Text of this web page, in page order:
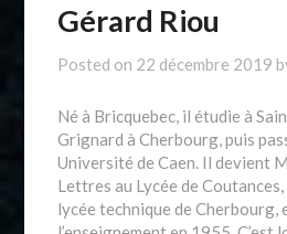
Gérard Riou
Posted on 22 décembre 2019
Né à Bricquebec, il étudie à
Grignard à Cherbourg, puis
Université de Caen. Il devient
Lettres au Lycée de
lycée technique de Cherbourg,